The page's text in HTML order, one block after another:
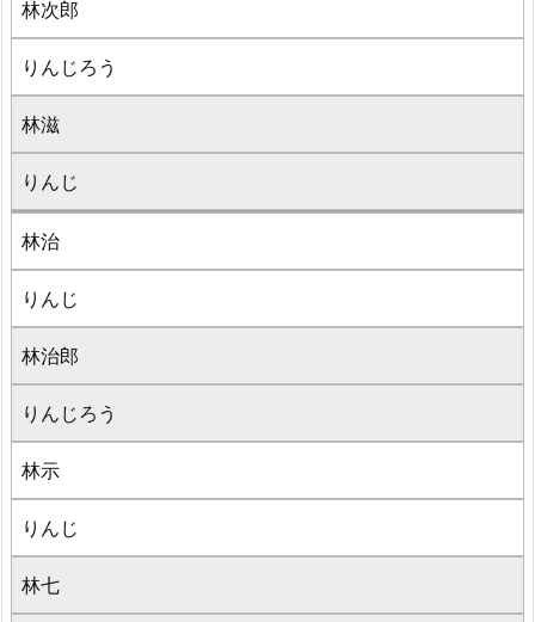
林次郎
りんじろう
林滋
りんじ
林治
りんじ
林治郎
りんじろう
林示
りんじ
林七